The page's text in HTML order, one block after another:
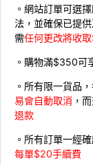
。網站訂單可選
法，並確保已提供
需任何更改將收
。購物滿$350可
。所有限一貨品
易會自動取消 ，
退款
。所有訂單一經
每單$20手續費